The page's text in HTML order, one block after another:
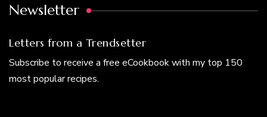
Newsletter
Letters from a Trendsetter
Subscribe to receive a free eCookbook with my top 150
most popular recipes.